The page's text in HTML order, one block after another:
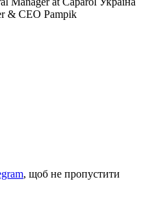
& CEO Pampik
, щоб не пропустити